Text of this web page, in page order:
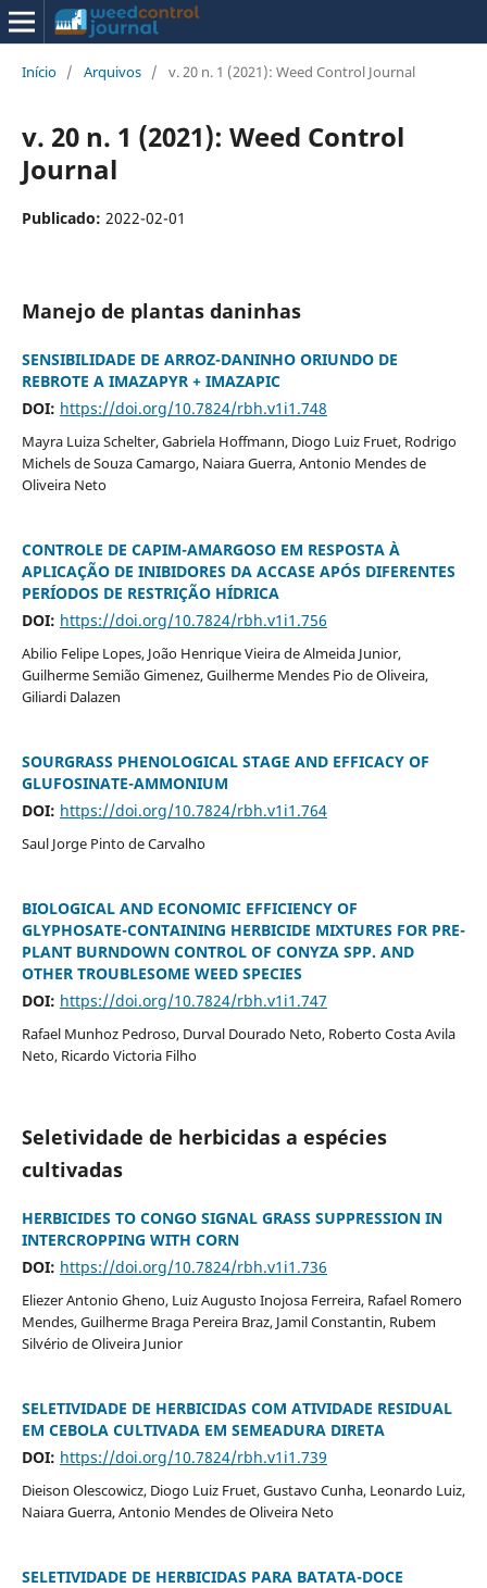
Início / Arquivos / v. 20 n. 1 (2021): Weed Control Journal
v. 20 n. 1 (2021): Weed Control
Journal
Publicado: 2022-02-01
Manejo de plantas daninhas
SENSIBILIDADE DE ARROZ-DANINHO ORIUNDO DE
REBROTE A IMAZAPYR + IMAZAPIC
DOI: https://doi.org/10.7824/rbh.v1i1.748
Mayra Luiza Schelter, Gabriela Hoffmann, Diogo Luiz Fruet, Rodrigo
Michels de Souza Camargo, Naiara Guerra, Antonio Mendes de
Oliveira Neto
CONTROLE DE CAPIM-AMARGOSO EM RESPOSTA À
APLICAÇÃO DE INIBIDORES DA ACCASE APÓS DIFERENTES
PERÍODOS DE RESTRIÇÃO HÍDRICA
DOI: https://doi.org/10.7824/rbh.v1i1.756
Abilio Felipe Lopes, João Henrique Vieira de Almeida Junior,
Guilherme Semião Gimenez, Guilherme Mendes Pio de Oliveira,
Giliardi Dalazen
SOURGRASS PHENOLOGICAL STAGE AND EFFICACY OF
GLUFOSINATE-AMMONIUM
DOI: https://doi.org/10.7824/rbh.v1i1.764
Saul Jorge Pinto de Carvalho
BIOLOGICAL AND ECONOMIC EFFICIENCY OF
GLYPHOSATE-CONTAINING HERBICIDE MIXTURES FOR PRE-
PLANT BURNDOWN CONTROL OF CONYZA SPP. AND
OTHER TROUBLESOME WEED SPECIES
DOI: https://doi.org/10.7824/rbh.v1i1.747
Rafael Munhoz Pedroso, Durval Dourado Neto, Roberto Costa Avila
Neto, Ricardo Victoria Filho
Seletividade de herbicidas a espécies
cultivadas
HERBICIDES TO CONGO SIGNAL GRASS SUPPRESSION IN
INTERCROPPING WITH CORN
DOI: https://doi.org/10.7824/rbh.v1i1.736
Eliezer Antonio Gheno, Luiz Augusto Inojosa Ferreira, Rafael Romero
Mendes, Guilherme Braga Pereira Braz, Jamil Constantin, Rubem
Silvério de Oliveira Junior
SELETIVIDADE DE HERBICIDAS COM ATIVIDADE RESIDUAL
EM CEBOLA CULTIVADA EM SEMEADURA DIRETA
DOI: https://doi.org/10.7824/rbh.v1i1.739
Dieison Olescowicz, Diogo Luiz Fruet, Gustavo Cunha, Leonardo Luiz,
Naiara Guerra, Antonio Mendes de Oliveira Neto
SELETIVIDADE DE HERBICIDAS PARA BATATA-DOCE